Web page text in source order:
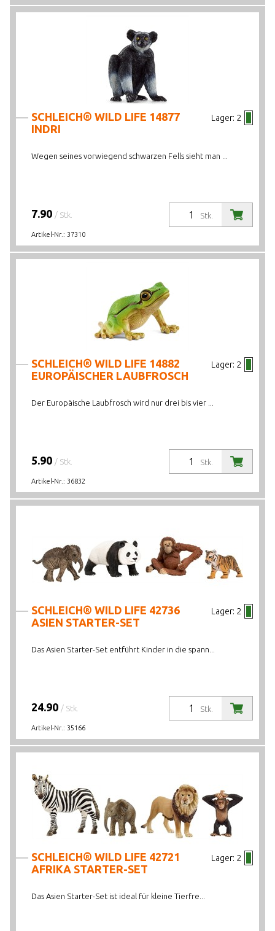
Lager: 2
SCHLEICH® WILD LIFE 14877
INDRI
Wegen seines vorwiegend schwarzen Fells sieht man ...
Stk.
7.90 / Stk.
Artikel-Nr.: 37310
Lager: 2
SCHLEICH® WILD LIFE 14882
EUROPÄISCHER LAUBFROSCH
Der Europäische Laubfrosch wird nur drei bis vier ...
Stk.
5.90 / Stk.
Artikel-Nr.: 36832
Lager: 2
SCHLEICH® WILD LIFE 42736
ASIEN STARTER-SET
Das Asien Starter-Set entführt Kinder in die spann...
Stk.
24.90 / Stk.
Artikel-Nr.: 35166
Lager: 2
SCHLEICH® WILD LIFE 42721
AFRIKA STARTER-SET
Das Asien Starter-Set ist ideal für kleine Tierfre...